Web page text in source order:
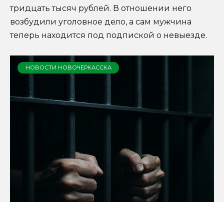
тридцать тысяч рублей. В отношении него
возбудили уголовное дело, а сам мужчина
теперь находится под подпиской о невыезде.
НОВОСТИ НОВОЧЕРКАССКА